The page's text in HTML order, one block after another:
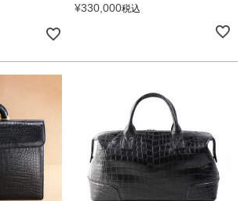
¥330,000税込